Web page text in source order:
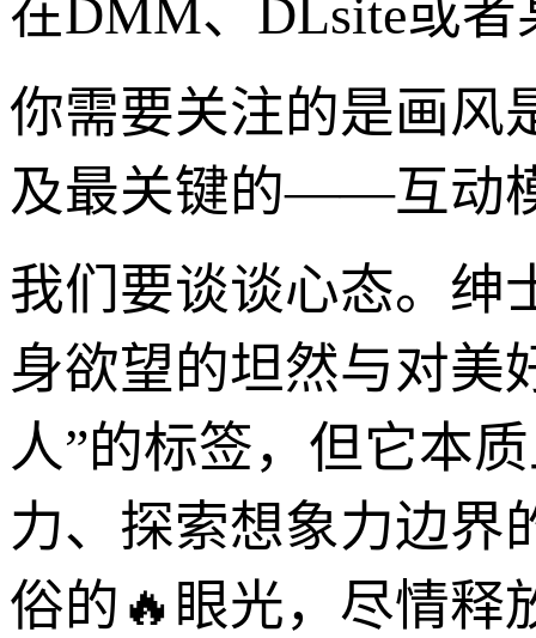
在DMM、DLsite或
你需要关注的是画风
及最关键的——互动
我们要谈谈心态。绅
身欲望的坦然与对美
人”的标签，但它本
力、探索想象力边界
俗的🔥眼光，尽情释